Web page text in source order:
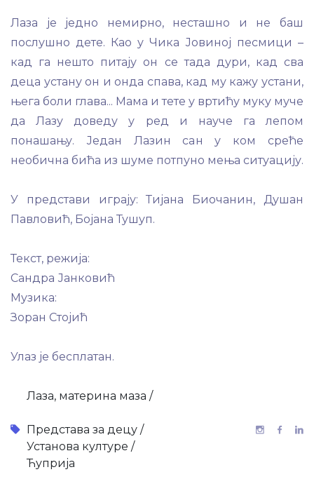
Лаза је једно немирно, несташно и не баш
послушно дете. Као у Чика Јовиној песмици –
кад га нешто питају он се тада дури, кад сва
деца устану он и онда спава, кад му кажу устани,
њега боли глава... Мама и тете у вртићу муку муче
да Лазу доведу у ред и науче га лепом
понашању. Један Лазин сан у ком среће
необична бића из шуме потпуно мења ситуацију.
У представи играју: Тијана Биочанин, Душан
Павловић, Бојана Тушуп.
Текст, режија:
Сандра Јанковић
Музика:
Зоран Стојић
Улаз је бесплатан.
Лаза, материна маза /
Представа за децу /
Установа културе /
Ћуприја